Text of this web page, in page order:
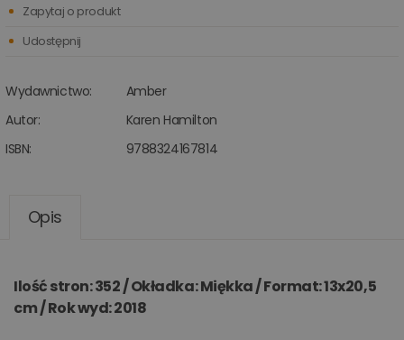
Wydawnictwo:
Amber
Autor:
Karen Hamilton
ISBN:
9788324167814
Zapytaj o produkt
Udostępnij
Opis
Ilość stron: 352 / Okładka: Miękka / Format: 13x20,5
cm / Rok wyd: 2018